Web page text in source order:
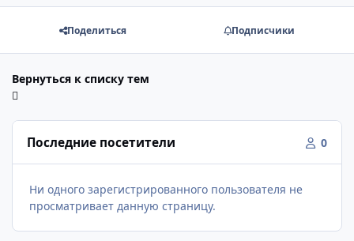
Поделиться Подписчики
Вернуться к списку тем
Последние посетители 0
Ни одного зарегистрированного пользователя не
просматривает данную страницу.